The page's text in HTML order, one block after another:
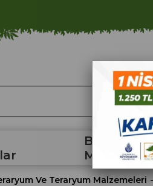
ARA
Bahçe
Ve Teraryum Malzemeleri